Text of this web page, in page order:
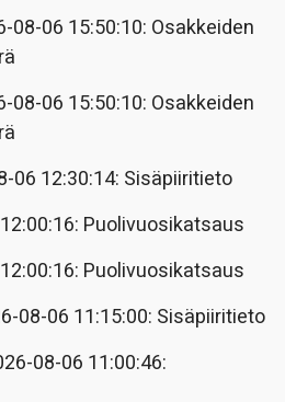
08-06 15:50:10: Osakkeiden
08-06 15:50:10: Osakkeiden
06 12:30:14: Sisäpiiritieto
Puolivuosikatsaus
Puolivuosikatsaus
08-06 11:15:00: Sisäpiiritieto
08-06 11:00:46: